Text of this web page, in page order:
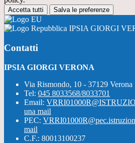
Accetta tutti Salva le preferenze
IPSIA GIORGI
Contatti
IPSIA GIORGI VERONA
Via Rismondo, 10 - 37129 Verona
Tel: 045 8033568/8033701
Email:
una mail
PEC:
mail
C.F.: 80013100237